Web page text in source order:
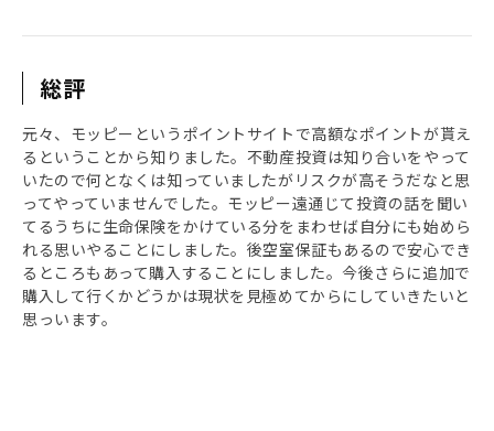
総評
元々、モッピーというポイントサイトで高額なポイントが貰え
るということから知りました。不動産投資は知り合いをやって
いたので何となくは知っていましたがリスクが高そうだなと思
ってやっていませんでした。モッピー遠通じて投資の話を聞い
てるうちに生命保険をかけている分をまわせば自分にも始めら
れる思いやることにしました。後空室保証もあるので安心でき
るところもあって購入することにしました。今後さらに追加で
購入して行くかどうかは現状を見極めてからにしていきたいと
思っいます。